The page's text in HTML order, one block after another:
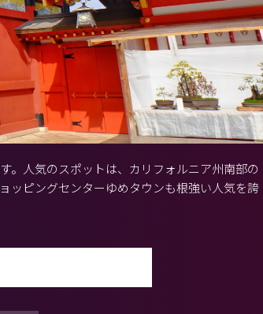
。人気のスポットは、カリフォルニア州南部の
ッピングセンターゆめタウンも根強い人気を誇